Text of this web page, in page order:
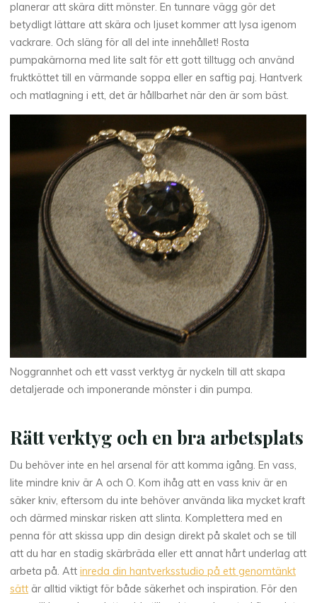
planerar att skära ditt mönster. En tunnare vägg gör det
betydligt lättare att skära och ljuset kommer att lysa igenom
vackrare. Och släng för all del inte innehållet! Rosta
pumpakärnorna med lite salt för ett gott tilltugg och använd
fruktköttet till en värmande soppa eller en saftig paj. Hantverk
och matlagning i ett, det är hållbarhet när den är som bäst.
Noggrannhet och ett vasst verktyg är nyckeln till att skapa
detaljerade och imponerande mönster i din pumpa.
Rätt verktyg och en bra arbetsplats
Du behöver inte en hel arsenal för att komma igång. En vass,
lite mindre kniv är A och O. Kom ihåg att en vass kniv är en
säker kniv, eftersom du inte behöver använda lika mycket kraft
och därmed minskar risken att slinta. Komplettera med en
penna för att skissa upp din design direkt på skalet och se till
att du har en stadig skärbräda eller ett annat hårt underlag att
arbeta på. Attinreda din hantverksstudio på ett genomtänkt
sätt är alltid viktigt för både säkerhet och inspiration. För den